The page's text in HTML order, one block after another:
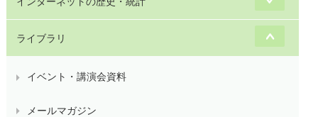
ライブラリ
イベント・講演会資料
メールマガジン